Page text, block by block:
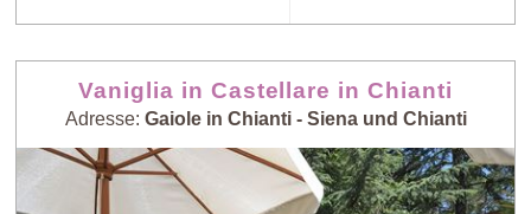
Vaniglia in Castellare in Chianti
Adresse: Gaiole in Chianti - Siena und Chianti